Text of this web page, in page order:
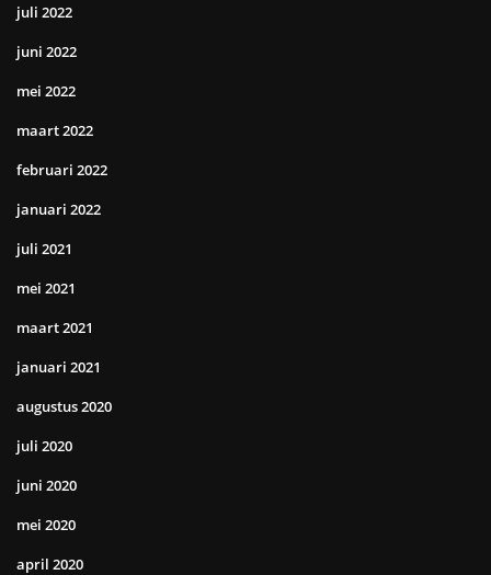
juli 2022
juni 2022
mei 2022
maart 2022
februari 2022
januari 2022
juli 2021
mei 2021
maart 2021
januari 2021
augustus 2020
juli 2020
juni 2020
mei 2020
april 2020